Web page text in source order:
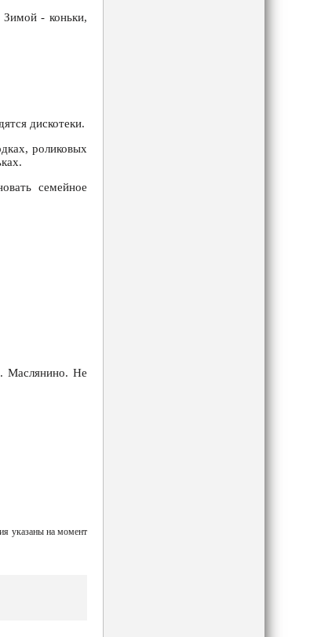
Зимой - коньки,
дискотеки.
роликовых
семейное
Маслянино. Не
указаны на момент